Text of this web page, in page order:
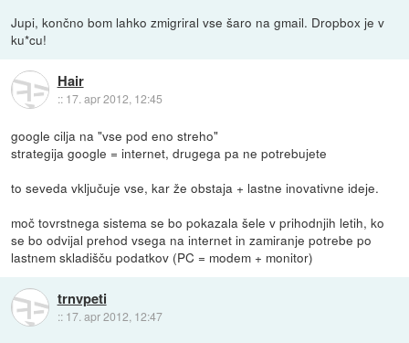
Jupi, končno bom lahko zmigriral vse šaro na gmail. Dropbox je v
ku*cu!
Hair
:: 17. apr 2012, 12:45
google cilja na "vse pod eno streho"
strategija google = internet, drugega pa ne potrebujete
to seveda vključuje vse, kar že obstaja + lastne inovativne ideje.
moč tovrstnega sistema se bo pokazala šele v prihodnjih letih, ko
se bo odvijal prehod vsega na internet in zamiranje potrebe po
lastnem skladišču podatkov (PC = modem + monitor)
trnvpeti
:: 17. apr 2012, 12:47